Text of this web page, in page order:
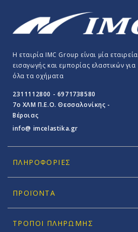
Η εταιρία IMC Group είναι μία εταιρεία
εισαγωγής και εμπορίας ελαστικών για
όλα τα οχήματα
2311112800 - 6971738580
7o ΧΛΜ Π.E.O. Θεσσαλονίκης -
Βέροιας
info@ imcelastika.gr
ΠΛΗΡΟΦΟΡΊΕΣ
ΠΡΟΪΟΝΤΑ
ΤΡΌΠΟΙ ΠΛΗΡΩΜΉΣ